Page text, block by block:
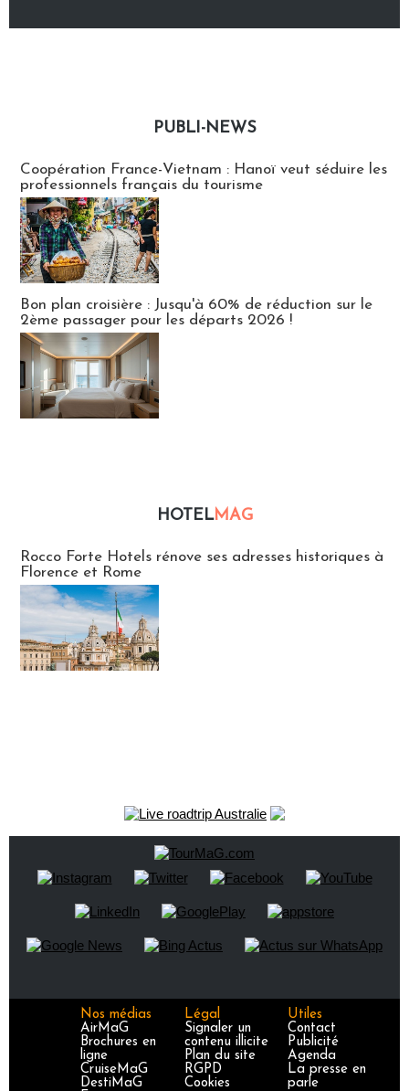
PUBLI-NEWS
Coopération France-Vietnam : Hanoï veut séduire les
professionnels français du tourisme
Bon plan croisière : Jusqu'à 60% de réduction sur le
2ème passager pour les départs 2026 !
HOTELMAG
Rocco Forte Hotels rénove ses adresses historiques à
Florence et Rome
Nos médias
AirMaG
Brochures en
ligne
CruiseMaG
DestiMaG
Légal
Signaler un
contenu illicite
Plan du site
RGPD
Cookies
Utiles
Contact
Publicité
Agenda
La presse en
parle